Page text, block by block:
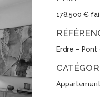
178.500 € fai
Erdre –